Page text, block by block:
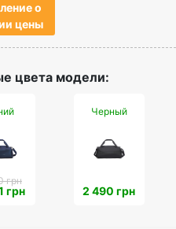
о
цены
цвета модели:
грн
грн
Черный
2 490 грн